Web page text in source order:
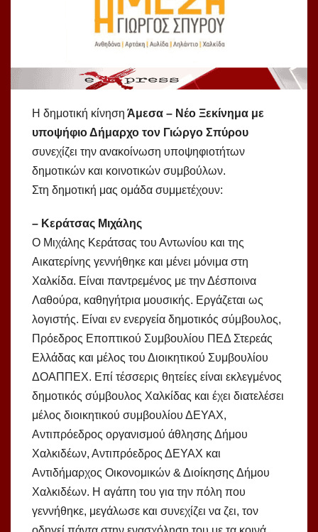
Η δημοτική κίνηση Άμεσα – Νέο Ξεκίνημα με
υποψήφιο Δήμαρχο τον Γιώργο Σπύρου
συνεχίζει την ανακοίνωση υποψηφιοτήτων
δημοτικών και κοινοτικών συμβούλων.
Στη δημοτική μας ομάδα συμμετέχουν:
– Κεράτσας Μιχάλης
Ο Μιχάλης Κεράτσας του Αντωνίου και της
Αικατερίνης γεννήθηκε και μένει μόνιμα στη
Χαλκίδα. Είναι παντρεμένος με την Δέσποινα
Λαθούρα, καθηγήτρια μουσικής. Εργάζεται ως
λογιστής. Είναι εν ενεργεία δημοτικός σύμβουλος,
Πρόεδρος Εποπτικού Συμβουλίου ΠΕΔ Στερεάς
Ελλάδας και μέλος του Διοικητικού Συμβουλίου
ΔΟΑΠΠΕΧ. Επί τέσσερις θητείες είναι εκλεγμένος
δημοτικός σύμβουλος Χαλκίδας και έχει διατελέσει
μέλος διοικητικού συμβουλίου ΔΕΥΑΧ,
Αντιπρόεδρος οργανισμού άθλησης Δήμου
Χαλκιδέων, Αντιπρόεδρος ΔΕΥΑΧ και
Αντιδήμαρχος Οικονομικών & Διοίκησης Δήμου
Χαλκιδέων. H αγάπη του για την πόλη που
γεννήθηκε, μεγάλωσε και συνεχίζει να ζει, τον